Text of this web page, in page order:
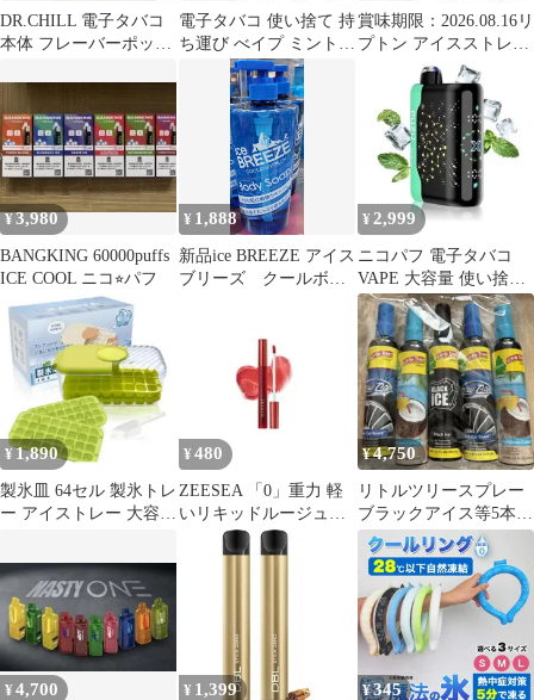
害時 飲み物 冷や
す 氷 保冷力 おす
DR.CHILL 電子タバコ
本体 フレーバーポッド
電子タバコ 使い捨て 持
ち運び べイプ ミントア
イス風味 10本セット 10
本まとめ買いでお得 大
容量 爆煙 水蒸気タバコ
メンテナンス不要 ニコ
チン・タールなし DBL
STICK ZEROシリーズ
賞味期限：2026.08.16リ
プトン アイスストレー
トティー用 無糖
1000ml×6本
//735481/4902203524030
¥3,980
BANGKING 60000puffs
ICE COOL ニコ⭐︎パフ
¥ 1,888
新品ice BREEZE アイス
ブリーズ クールボデ
¥ 2,999
ニコパフ 電子タバコ
VAPE 大容量 使い捨て
充電式 最大30000パフ
¥1,890
製氷皿 64セル 製氷トレ
ー アイストレー 大容量
¥ 480
ZEESEA 「0」重力 軽
いリキッドルージュ
(01 TOMATO ICE）
¥4,750
リトルツリースプレー
ブラックアイス等5本セ
ットLITTLE TREES 芳
香剤
¥4,700 ¥ 1,399 ¥345